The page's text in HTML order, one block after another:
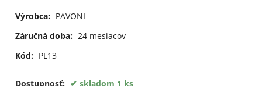
Výrobca: PAVONI
Záručná doba: 24 mesiacov
Kód: PL13
Dostupnosť: skladom 1 ks